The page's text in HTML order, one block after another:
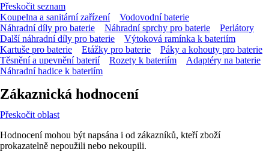
Přeskočit seznam
Koupelna a sanitární zařízení
Vodovodní baterie
Náhradní díly pro baterie
Náhradní sprchy pro baterie
Perlátory
Další náhradní díly pro baterie
Výtoková ramínka k bateriím
Kartuše pro baterie
Etážky pro baterie
Páky a kohouty pro baterie
Těsnění a upevnění baterií
Rozety k bateriím
Adaptéry na baterie
Náhradní hadice k bateriím
Zákaznická hodnocení
Přeskočit oblast
Hodnocení mohou být napsána i od zákazníků, kteří zboží
prokazatelně nepoužili nebo nekoupili.